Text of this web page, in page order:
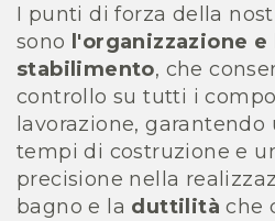
I punti di forza della
sono l'organizzazione
stabilimento, che
controllo su tutti i
lavorazione,
tempi di costruzione e
precisione nella
bagno e la duttilità che